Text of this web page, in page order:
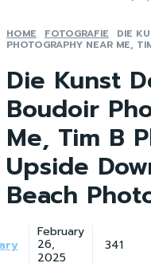
HOME FOTOGRAFIE DIE
PHOTOGRAPHY NEAR ME,
Die Kunst
Boudoir
Me, Tim B
Upside
Beach
February
26,
2025
341